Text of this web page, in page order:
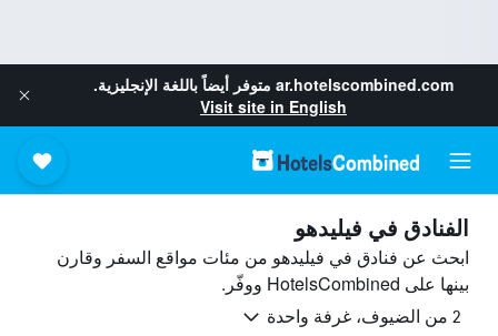
ar.hotelscombined.com متوفر أيضاً باللغة الإنجليزية.
Visit site in English
الفنادق في فيليدهو
ابحث عن فنادق في فيليدهو من مئات مواقع السفر وقارن
بينها على HotelsCombined ووفّر.
2 من الضيوف، غرفة واحدة